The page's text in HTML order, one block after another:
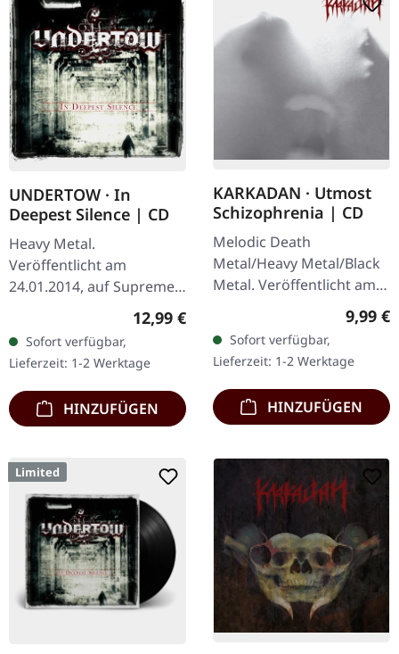
UNDERTOW · In
Deepest Silence | CD
Heavy Metal.
Veröffentlicht am
24.01.2014, auf Supreme
Chaos Records. CD im
Jewelcase. Heavy wie
Hölle und dennoch
abwechslungsreich. Das
neue Album…
Regulärer Preis:
12,99 €
Sofort verfügbar,
Lieferzeit: 1-2 Werktage
HINZUFÜGEN
KARKADAN · Utmost
Schizophrenia | CD
Melodic Death
Metal/Heavy Metal/Black
Metal. Veröffentlicht am
08.03.2004, auf Supreme
Chaos Records. CD im
Jewelcase mit 16-seitigem
Booklet.…
9,99 €
Sofort verfügbar,
Lieferzeit: 1-2 Werktage
HINZUFÜGEN
Limited